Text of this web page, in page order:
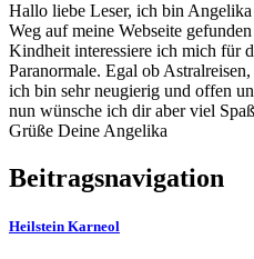
Hallo liebe Leser, ich bin
Weg auf meine Webseite
Kindheit interessiere ich mich für
Paranormale. Egal ob
ich bin sehr neugierig und offen
nun wünsche ich dir aber viel
Grüße Deine Angelika
Beitragsnavigation
Heilstein Karneol